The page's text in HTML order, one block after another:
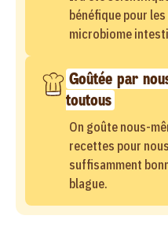
bénéfique pour
microbiome
Goûtée par
toutous
On goûte nous-
recettes pour
suffisamment
blague.